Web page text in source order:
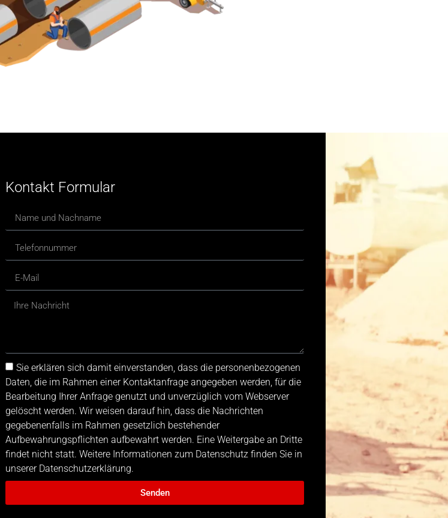
Kontakt Formular
Sie erklären sich damit einverstanden, dass die personenbezogenen
Daten, die im Rahmen einer Kontaktanfrage angegeben werden, für die
Bearbeitung Ihrer Anfrage genutzt und unverzüglich vom Webserver
gelöscht werden. Wir weisen darauf hin, dass die Nachrichten
gegebenenfalls im Rahmen gesetzlich bestehender
Aufbewahrungspflichten aufbewahrt werden. Eine Weitergabe an Dritte
findet nicht statt. Weitere Informationen zum Datenschutz finden Sie in
unserer Datenschutzerklärung.
Senden